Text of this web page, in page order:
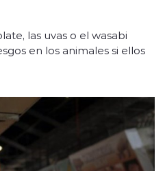
las uvas o el wasabi
en los animales si ellos